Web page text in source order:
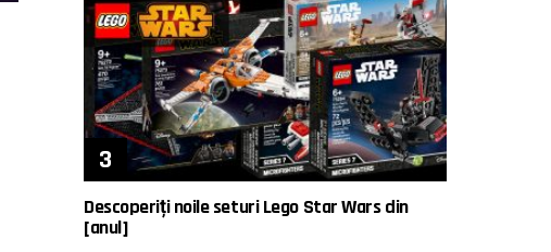
Descoperiți noile seturi Lego Star Wars din
[anul]